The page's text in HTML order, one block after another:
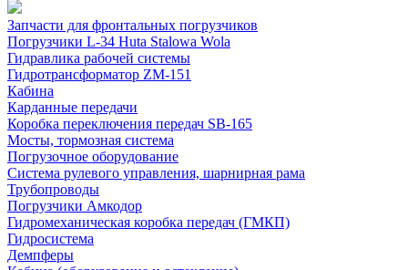
Запчасти для фронтальных погрузчиков
Погрузчики L-34 Huta Stalowa Wola
Гидравлика рабочей системы
Гидротрансформатор ZM-151
Кабина
Карданные передачи
Коробка переключения передач SB-165
Мосты, тормозная система
Погрузочное оборудование
Система рулевого управления, шарнирная рама
Трубопроводы
Погрузчики Амкодор
Гидромеханическая коробка передач (ГМКП)
Гидросистема
Демпферы